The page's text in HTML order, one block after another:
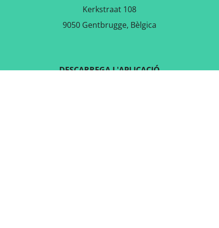
Kerkstraat 108
9050 Gentbrugge, Bèlgica
DESCARREGA L'APLICACIÓ